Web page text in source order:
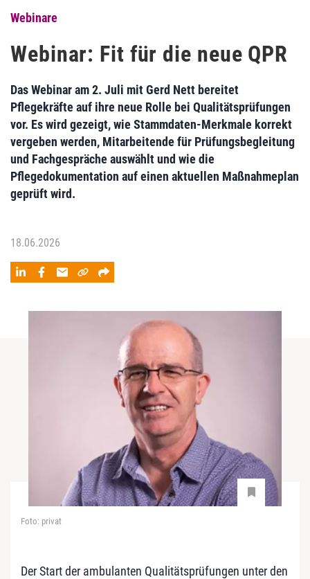
Webinare
Webinar: Fit für die neue QPR
Das Webinar am 2. Juli mit Gerd Nett bereitet
Pflegekräfte auf ihre neue Rolle bei Qualitätsprüfungen
vor. Es wird gezeigt, wie Stammdaten-Merkmale korrekt
vergeben werden, Mitarbeitende für Prüfungsbegleitung
und Fachgespräche auswählt und wie die
Pflegedokumentation auf einen aktuellen Maßnahmeplan
geprüft wird.
18.06.2026
Foto: privat
Der Start der ambulanten Qualitätsprüfungen unter den